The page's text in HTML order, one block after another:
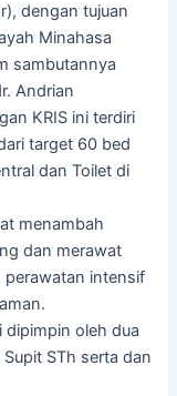
dengan tujuan
Minahasa
sambutannya
Andrian
KRIS ini terdiri
target 60 bed
dan Toilet di
menambah
dan merawat
perawatan intensif
dipimpin oleh dua
STh serta dan